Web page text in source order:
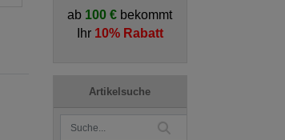
ab 100 € bekommt
Ihr 10% Rabatt
Artikelsuche